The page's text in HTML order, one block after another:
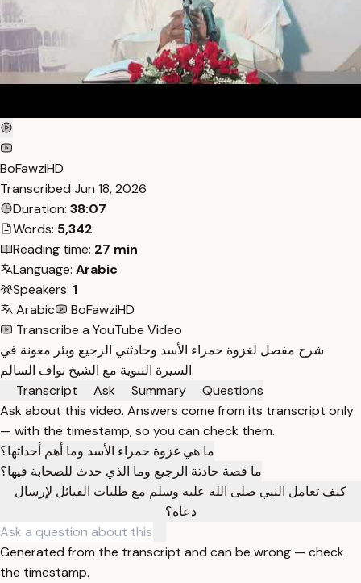
BoFawziHD
Transcribed Jun 18, 2026
Duration: 38:07
Words: 5,342
Reading time: 27 min
Language: Arabic
Speakers: 1
Arabic
BoFawziHD
Transcribe a YouTube Video
شرح مفصل لغزوة حمراء الأسد وحادثتي الرجيع وبئر معونة في
السيرة النبوية مع الشيخ نواف السالم.
Transcript
Ask Summary
Questions
Ask about this video. Answers come from its transcript only
— with the timestamp, so you can check them.
ما هي غزوة حمراء الأسد وما أهم أحداثها؟
ما قصة حادثة الرجيع وما الذي حدث للصحابة فيها؟
كيف تعامل النبي صلى الله عليه وسلم مع طلبات القبائل لإرسال
دعاة؟
Generated from the transcript and can be wrong — check
the timestamp.